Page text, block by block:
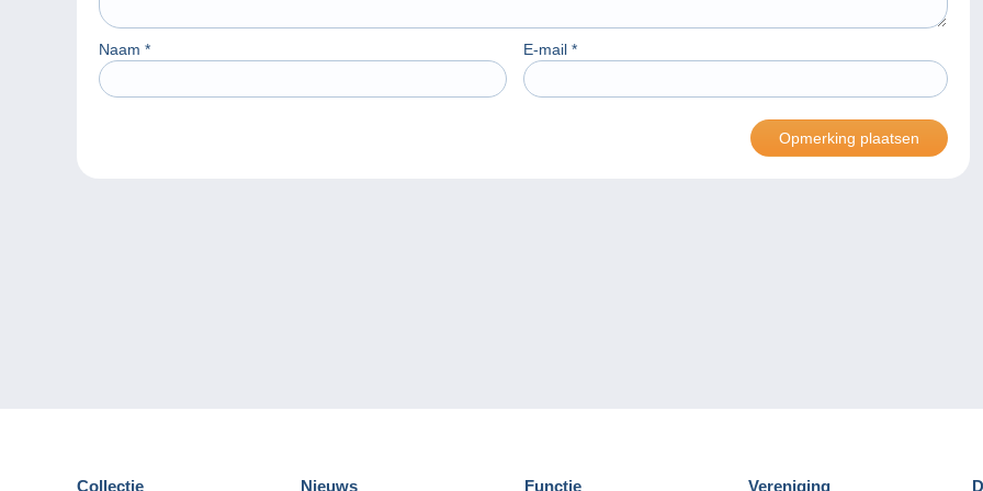
Naam * E-mail *
Collectie Nieuws Functie Vereniging